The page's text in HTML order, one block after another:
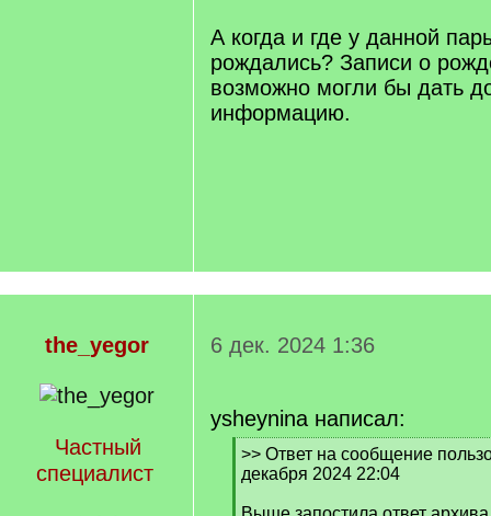
А когда и где у данной
рождались? Записи о
возможно могли бы дать
информацию.
the_yegor
Частный
специалист
6 дек. 2024 1:36
ysheynina написал:
[
q
>> Ответ на сообщение
декабря 2024 22:04